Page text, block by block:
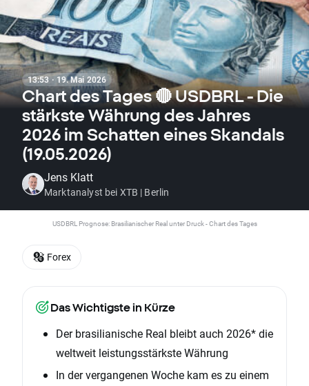
13:53 · 19. Mai 2026
Chart des Tages 🔴 USDBRL - Die
stärkste Währung des Jahres
2026 im Schatten eines Skandals
(19.05.2026)
Jens Klatt
Marktanalyst bei XTB | Berlin
USDBRL Prognose: Brasilianischer Real unter Druck - Chart des Tages
Das Wichtigste in Kürze
Der brasilianische Real bleibt auch 2026* die
weltweit leistungsstärkste Währung
In der vergangenen Woche kam es zu einem
Forex